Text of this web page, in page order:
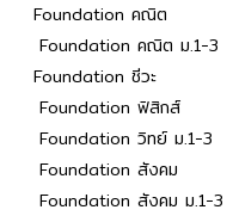
Foundation คณิต
Foundation คณิต ม.1-3
Foundation ชีวะ
Foundation ฟิสิกส์
Foundation วิทย์ ม.1-3
Foundation สังคม
Foundation สังคม ม.1-3